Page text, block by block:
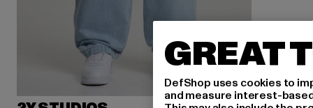
GREAT
DefShop uses cookies to
and measure interest-